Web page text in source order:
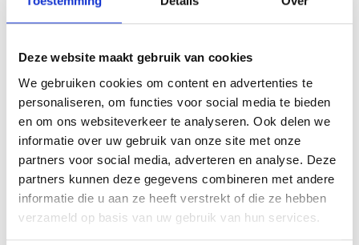
Deze website maakt gebruik van cookies
We gebruiken cookies om content en advertenties te
personaliseren, om functies voor social media te bieden
en om ons websiteverkeer te analyseren. Ook delen we
informatie over uw gebruik van onze site met onze
partners voor social media, adverteren en analyse. Deze
partners kunnen deze gegevens combineren met andere
informatie die u aan ze heeft verstrekt of die ze hebben
verzameld op basis van uw gebruik van hun services.
Plooipaal 220x750 mm.
rood-wit
€ 70,00St.
Lees meer